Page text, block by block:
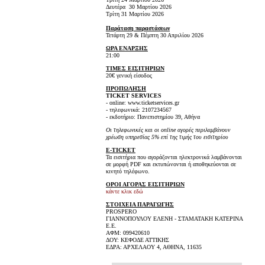
Δευτέρα 30 Μαρτίου 2026
Τρίτη 31 Μαρτίου 2026
Παράταση παραστάσεων
Τετάρτη 29 & Πέμπτη 30 Απριλίου 2026
ΩΡΑ ΕΝΑΡΞΗΣ
21:00
ΤΙΜΕΣ ΕΙΣΙΤΗΡΙΩΝ
20€ γενική είσοδος
ΠΡΟΠΩΛΗΣΗ
TICKET SERVICES
- online: www.ticketservices.gr
- τηλεφωνικά: 2107234567
- εκδοτήριο: Πανεπιστημίου 39, Αθήνα
Οι τηλεφωνικές και οι online αγορές περιλαμβάνουν
χρέωση υπηρεσίας 5% επί της τιμής του εισιτηρίου
E-TICKET
Τα εισιτήρια που αγοράζονται ηλεκτρονικά λαμβάνονται
σε μορφή PDF και εκτυπώνονται ή αποθηκεύονται σε
κινητό τηλέφωνο.
ΟΡΟΙ ΑΓΟΡΑΣ ΕΙΣΙΤΗΡΙΩΝ
κάντε κλικ εδώ
ΣΤΟΙΧΕΙΑ ΠΑΡΑΓΩΓΗΣ
PROSPERO
ΓΙΑΝΝΟΠΟΥΛΟΥ ΕΛΕΝΗ - ΣΤΑΜΑΤΑΚΗ ΚΑΤΕΡΙΝΑ
Ε.Ε.
ΑΦΜ: 099420610
ΔΟΥ: ΚΕΦΟΔΕ ΑΤΤΙΚΗΣ
ΕΔΡΑ: ΑΡΧΕΛΑΟΥ 4, ΑΘΗΝΑ, 11635